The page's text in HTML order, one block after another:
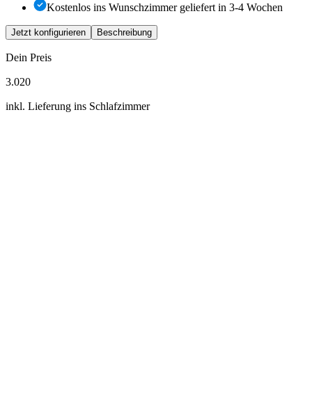
Kostenlos ins Wunschzimmer geliefert in 3-4 Wochen
Jetzt konfigurieren Beschreibung
Dein Preis
3.020
inkl. Lieferung ins Schlafzimmer